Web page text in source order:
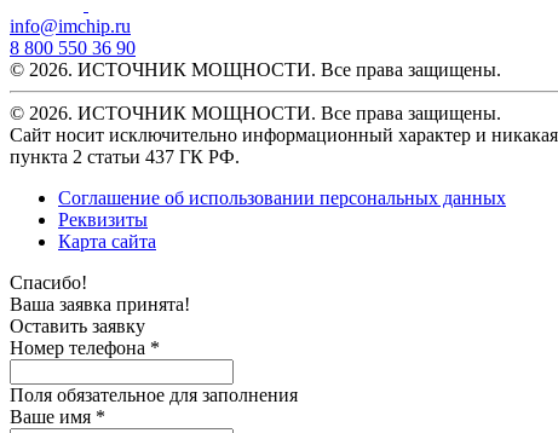
info@imchip.ru
8 800 550 36 90
© 2026. ИСТОЧНИК МОЩНОСТИ. Все права защищены.
© 2026. ИСТОЧНИК МОЩНОСТИ. Все права защищены.
Сайт носит исключительно информационный характер и
пункта 2 статьи 437 ГК РФ.
Соглашение об использовании персональных данных
Реквизиты
Карта сайта
Спасибо!
Ваша заявка принята!
Оставить заявку
Номер телефона *
Поля обязательное для заполнения
Ваше имя *